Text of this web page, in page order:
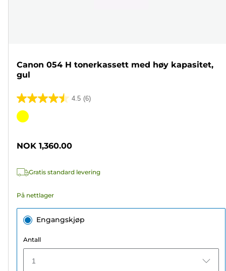
Canon 054 H tonerkassett med høy kapasitet,
gul
4.5 (6)
4.5
av
Fargekassett
NOK 1,360.00
Gratis standard levering
På nettlager
Engangskjøp
Antall
1